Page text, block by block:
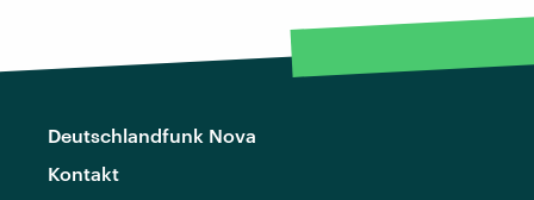
Deutschlandfunk Nova
Kontakt